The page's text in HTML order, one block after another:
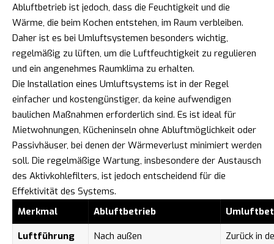
Abluftbetrieb ist jedoch, dass die Feuchtigkeit und die
Wärme, die beim Kochen entstehen, im Raum verbleiben.
Daher ist es bei Umluftsystemen besonders wichtig,
regelmäßig zu lüften, um die Luftfeuchtigkeit zu regulieren
und ein angenehmes Raumklima zu erhalten.
Die Installation eines Umluftsystems ist in der Regel
einfacher und kostengünstiger, da keine aufwendigen
baulichen Maßnahmen erforderlich sind. Es ist ideal für
Mietwohnungen, Kücheninseln ohne Abluftmöglichkeit oder
Passivhäuser, bei denen der Wärmeverlust minimiert werden
soll. Die regelmäßige Wartung, insbesondere der Austausch
des Aktivkohlefilters, ist jedoch entscheidend für die
Effektivität des Systems.
Merkmal
Abluftbetrieb
Luftführung
Nach außen
Zurück in